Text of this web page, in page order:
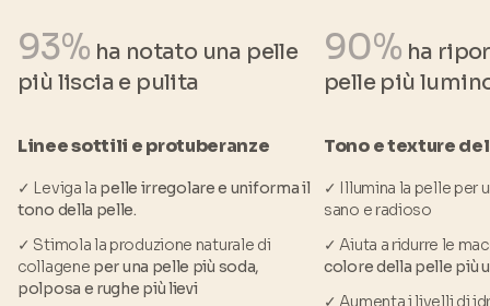
93% ha notato una pelle
più liscia e pulita
Linee sottili e protuberanze
✓ Leviga la pelle irregolare e uniforma il
tono della pelle.
✓ Stimola la produzione naturale di
collagene per una pelle più soda,
polposa e rughe più lievi
90% ha
pelle più
Tono e texture
✓ Illumina la pelle per
sano e radioso
✓ Aiuta a ridurre le
colore della pelle più
✓ Aumenta i livelli di